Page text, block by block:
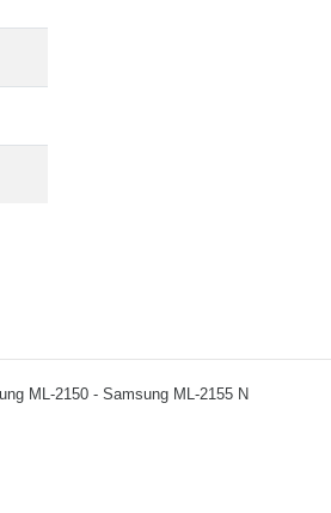
ML-2150 - Samsung ML-2155 N